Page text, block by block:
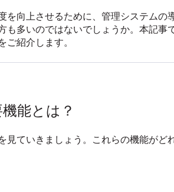
を向上させるために、管理システムの
も多いのではないでしょうか。本記事
ご紹介します。
能とは？
見ていきましょう。これらの機能がど